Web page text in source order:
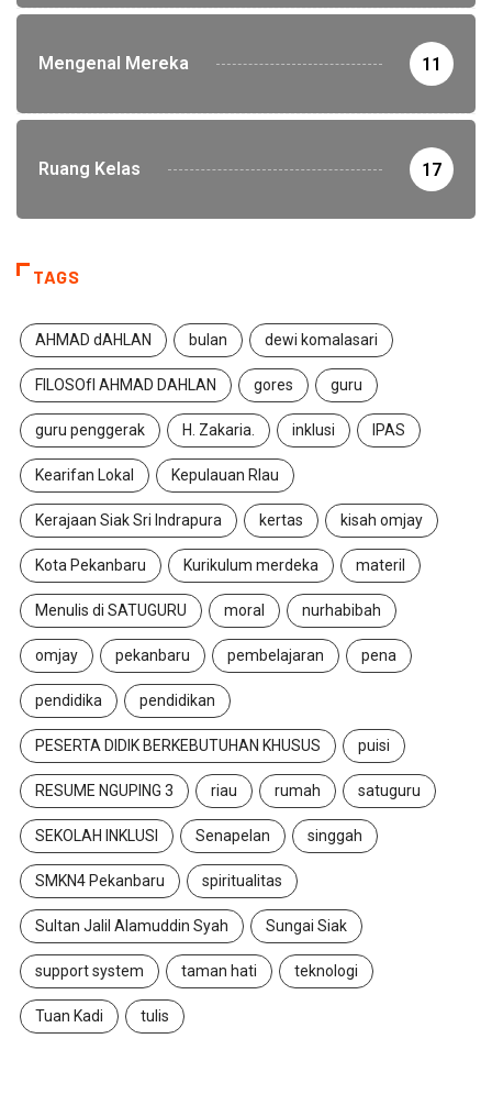
Mengenal Mereka 11
Ruang Kelas 17
TAGS
AHMAD dAHLAN bulan dewi komalasari
FILOSOfI AHMAD DAHLAN gores guru
guru penggerak H. Zakaria. inklusi IPAS
Kearifan Lokal Kepulauan RIau
Kerajaan Siak Sri Indrapura kertas kisah omjay
Kota Pekanbaru Kurikulum merdeka materil
Menulis di SATUGURU moral nurhabibah
omjay pekanbaru pembelajaran pena
pendidika pendidikan
PESERTA DIDIK BERKEBUTUHAN KHUSUS puisi
RESUME NGUPING 3 riau rumah satuguru
SEKOLAH INKLUSI Senapelan singgah
SMKN4 Pekanbaru spiritualitas
Sultan Jalil Alamuddin Syah Sungai Siak
support system taman hati teknologi
Tuan Kadi tulis